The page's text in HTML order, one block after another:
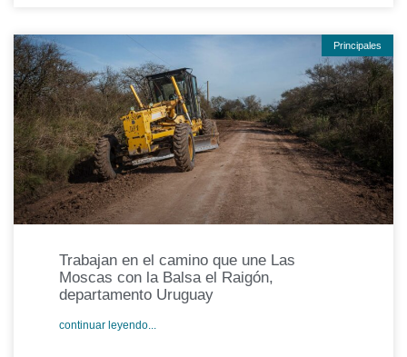
Principales
Trabajan en el camino que une Las
Moscas con la Balsa el Raigón,
departamento Uruguay
continuar leyendo...